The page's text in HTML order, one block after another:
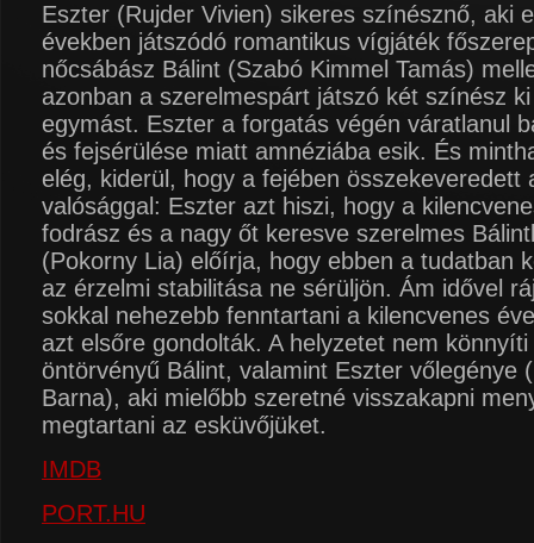
Eszter (Rujder Vivien) sikeres színésznő, aki
években játszódó romantikus vígjáték
nőcsábász Bálint (Szabó Kimmel Tamás)
azonban a szerelmespárt játszó két színész
egymást. Eszter a forgatás végén váratlanul
és fejsérülése miatt amnéziába esik. És
elég, kiderül, hogy a fejében összekeveredett
valósággal: Eszter azt hiszi, hogy a
fodrász és a nagy őt keresve szerelmes
(Pokorny Lia) előírja, hogy ebben a tudatban
az érzelmi stabilitása ne sérüljön. Ám idővel
sokkal nehezebb fenntartani a kilencvenes
azt elsőre gondolták. A helyzetet nem
öntörvényű Bálint, valamint Eszter vőlegénye
Barna), aki mielőbb szeretné visszakapni
megtartani az esküvőjüket.
IMDB
PORT.HU